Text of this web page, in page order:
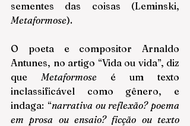
Metaformose).
O poeta e compositor Arnaldo
Antunes, no artigo “Vida ou vida”, diz
que Metaformose é um texto
inclassificável como gênero, e
indaga: “narrativa ou reflexão? poema
em prosa ou ensaio? ficção ou texto